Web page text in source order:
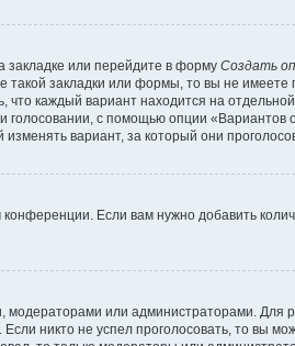
или перейдите в форму Создать
закладки или формы, то вы не имеете
каждый вариант находится на
голосовании, с помощью опции
вариант, за который они
Если вам нужно добавить
модераторами или администраторами. Для
никто не успел проголосовать, то вы